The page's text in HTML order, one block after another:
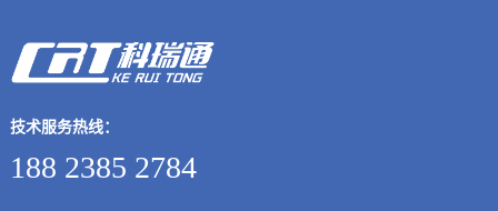
技术服务热线：
188 2385 2784